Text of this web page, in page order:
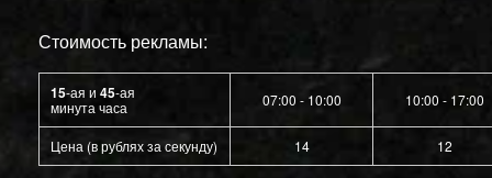
Стоимость рекламы:
15-ая и 45-ая
минута часа
07:00 - 10:00 10:00 - 17:00
Цена (в рублях за секунду) 14 12